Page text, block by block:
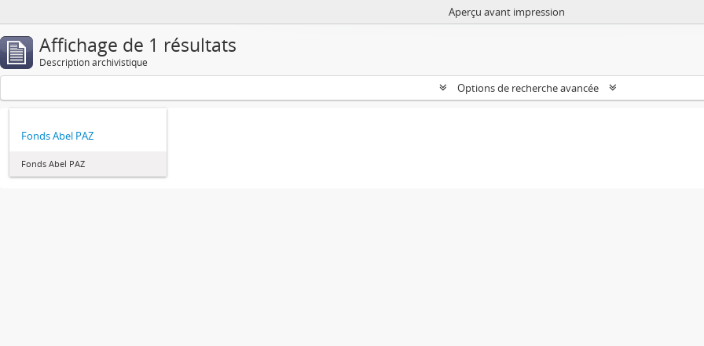
Aperçu avant impression
Affichage de 1 résultats
Description archivistique
Options de recherche avancée
Fonds Abel PAZ
Fonds Abel PAZ